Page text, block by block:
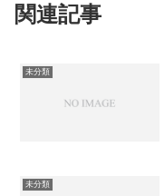
関連記事
未分類
未分類